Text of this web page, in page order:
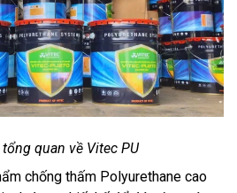
quan về Vitec PU
chống thấm Polyurethane cao